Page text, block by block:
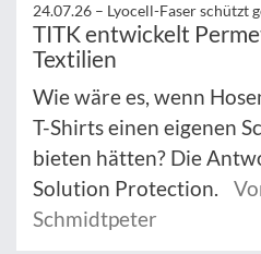
24.07.26 – Lyocell-Faser schützt
TITK entwickelt
Textilien
Wie wäre es, wenn
T-Shirts einen eigenen
bieten hätten? Die
Solution Protection.
Schmidtpeter